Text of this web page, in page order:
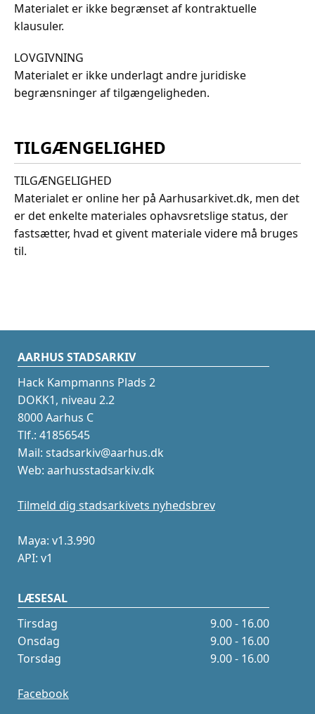
Materialet er ikke begrænset af kontraktuelle
klausuler.
LOVGIVNING
Materialet er ikke underlagt andre juridiske
begrænsninger af tilgængeligheden.
TILGÆNGELIGHED
TILGÆNGELIGHED
Materialet er online her på Aarhusarkivet.dk, men det
er det enkelte materiales ophavsretslige status, der
fastsætter, hvad et givent materiale videre må bruges
til.
AARHUS STADSARKIV
Hack Kampmanns Plads 2
DOKK1, niveau 2.2
8000 Aarhus C
Tlf.: 41856545
Mail: stadsarkiv@aarhus.dk
Web: aarhusstadsarkiv.dk
Tilmeld dig stadsarkivets nyhedsbrev
Maya: v1.3.990
API: v1
LÆSESAL
Tirsdag
9.00 - 16.00
Onsdag
9.00 - 16.00
Torsdag
9.00 - 16.00
Facebook